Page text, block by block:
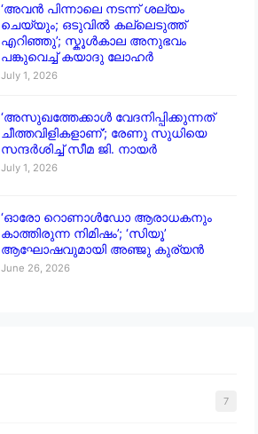
‘അവൻ പിന്നാലെ നടന്ന് ശല്യം
ചെയ്യും; ഒടുവിൽ കല്ലെടുത്ത്
എറിഞ്ഞു’; സ്കൂൾകാല അനുഭവം
പങ്കുവെച്ച് കയാദു ലോഹർ
July 1, 2026
‘അസുഖത്തേക്കാൾ വേദനിപ്പിക്കുന്നത്
ചീത്തവിളികളാണ്’; രേണു സുധിയെ
സന്ദർശിച്ച് സീമ ജി. നായർ
July 1, 2026
‘ഓരോ റൊണാൾഡോ ആരാധകനും
കാത്തിരുന്ന നിമിഷം’; ‘സിയൂ’
ആഘോഷവുമായി അഞ്ജു കുര്യൻ
June 26, 2026
7